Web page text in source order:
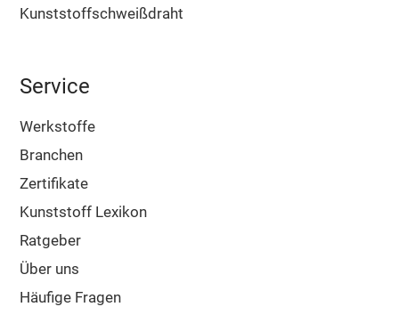
Kunststoffschweißdraht
Service
Werkstoffe
Branchen
Zertifikate
Kunststoff Lexikon
Ratgeber
Über uns
Häufige Fragen